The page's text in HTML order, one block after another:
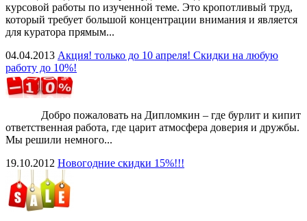
курсовой работы по изученной теме. Это кропотливый труд,
который требует большой концентрации внимания и является
для куратора прямым...
04.04.2013 Акция! только до 10 апреля! Скидки на любую
работу до 10%!
Добро пожаловать на Дипломкин – где бурлит и кипит
ответственная работа, где царит атмосфера доверия и дружбы.
Мы решили немного...
19.10.2012 Новогодние скидки 15%!!!